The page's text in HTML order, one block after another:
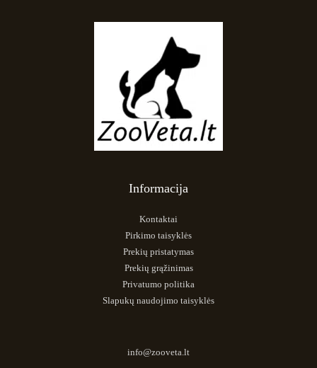
Informacija
Kontaktai
Pirkimo taisyklės
Prekių pristatymas
Prekių grąžinimas
Privatumo politika
Slapukų naudojimo taisyklės
info@zooveta.lt